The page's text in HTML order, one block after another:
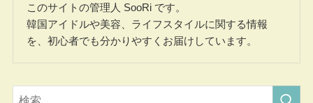
このサイトの管理人 SooRi です。
韓国アイドルや美容、ライフスタイルに関する情報
を、初心者でも分かりやすくお届けしています。